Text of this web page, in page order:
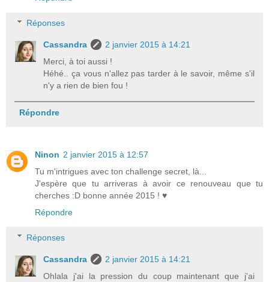
Réponses
Cassandra
2 janvier 2015 à 14:21
Merci, à toi aussi !
Héhé.. ça vous n'allez pas tarder à le savoir, même s'il
n'y a rien de bien fou !
Répondre
Ninon 2 janvier 2015 à 12:57
Tu m'intrigues avec ton challenge secret, là...
J'espère que tu arriveras à avoir ce renouveau que tu
cherches :D bonne année 2015 ! ♥
Répondre
Réponses
Cassandra
2 janvier 2015 à 14:21
Ohlala j'ai la pression du coup maintenant que j'ai